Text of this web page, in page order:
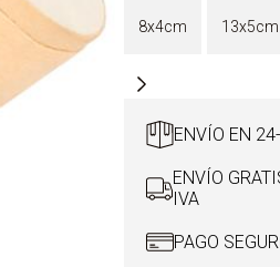
5x3,5cm
madera
cantidad
8x4cm 13x5cm
ENVÍO EN
ENVÍO
IVA
PAGO